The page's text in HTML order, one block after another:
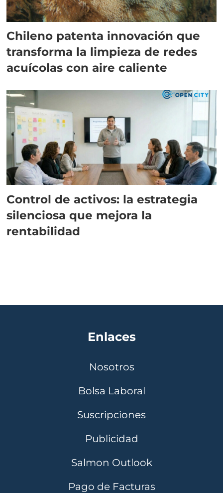
Chileno patenta innovación que
transforma la limpieza de redes
acuícolas con aire caliente
Control de activos: la estrategia
silenciosa que mejora la
rentabilidad
Enlaces
Nosotros
Bolsa Laboral
Suscripciones
Publicidad
Salmon Outlook
Pago de Facturas